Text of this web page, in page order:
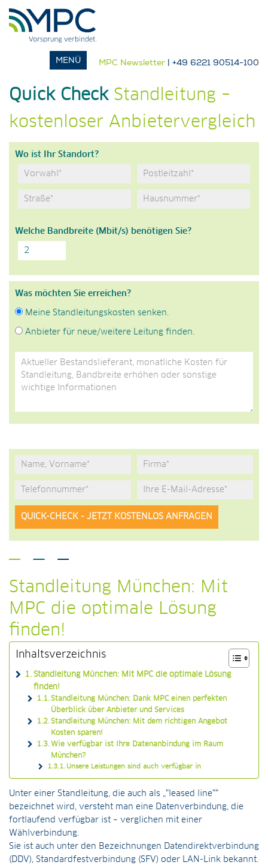
MPC Newsletter | +49 6221 90514-100
Quick CheckStandleitung –
kostenloser Anbietervergleich
Wo ist Ihr Standort?
Welche Bandbreite (Mbit/s) benötigen Sie?
Was möchten Sie erreichen?
Meine Standleitungskosten senken.
Anbieter für neue/weitere Leitung finden.
Standleitung München: Mit
MPC die optimale Lösung
finden!
Inhaltsverzeichnis
Standleitung München: Mit MPC die optimale Lösung
finden!
Standleitung München: Dank MPC einen perfekten
Überblick über Anbieter und Services
Standleitung München: Mit dem richtigen Angebot
Kosten sparen!
Wie verfügbar ist Ihre Datenanbindung im Raum
München?
Unsere Leistungen sind auch verfügbar in
Unter einer Standleitung, die auch als „“leased line““
bezeichnet wird, versteht man eine Datenverbindung, die
fortlaufend verfügbar ist – verglichen mit einer
Wählverbindung.
Sie ist auch unter den Bezeichnungen Datendirektverbindung
(DDV), Standardfestverbindung (SFV) oder LAN-Link bekannt.